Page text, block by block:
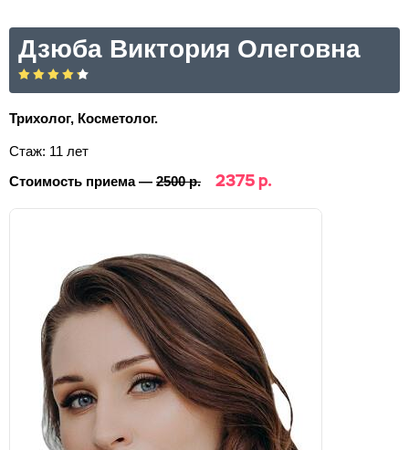
Дзюба Виктория Олеговна
Трихолог, Косметолог.
Стаж: 11 лет
Стоимость приема — 2500 р. 2375 р.